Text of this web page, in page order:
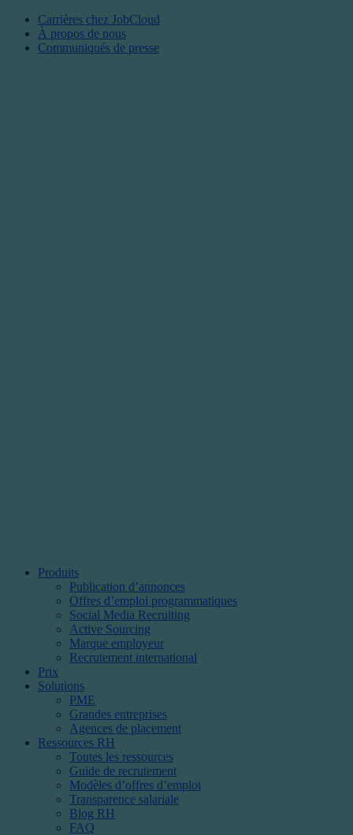
Carrières chez JobCloud​
À propos de nous
Communiqués de presse
Produits
Publication d’annonces
Offres d’emploi programmatiques
Social Media Recruiting
Active Sourcing
Marque employeur
Recrutement international
Prix
Solutions
PME
Grandes entreprises
Agences de placement
Ressources RH
Toutes les ressources
Guide de recrutement
Modèles d’offres d’emploi
Transparence salariale
Blog RH
FAQ